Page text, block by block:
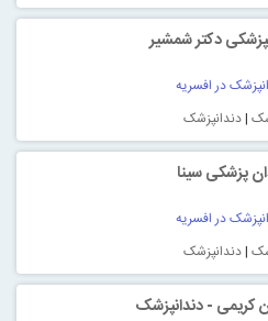
دکتر شمشیر
در افسریه
|دندانپزشک
پزشکی سینا
در افسریه
|دندانپزشک
کریمی - دندانپزشک